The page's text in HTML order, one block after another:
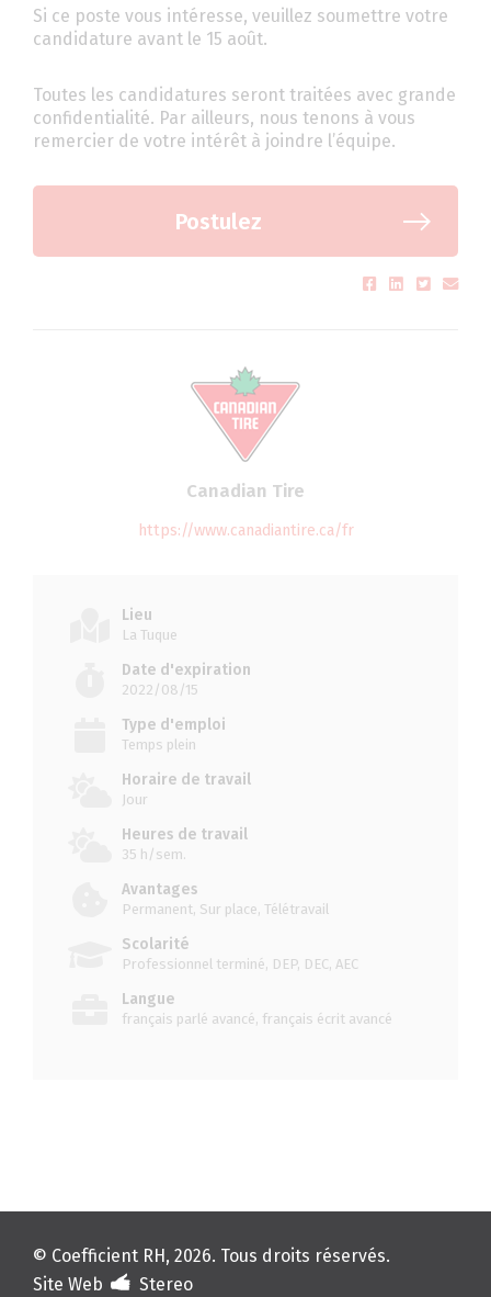
Si ce poste vous intéresse, veuillez soumettre votre
candidature avant le 15 août.
Toutes les candidatures seront traitées avec grande
confidentialité. Par ailleurs, nous tenons à vous
remercier de votre intérêt à joindre l’équipe.
Postulez
Canadian Tire
https://www.canadiantire.ca/fr
Lieu
La Tuque
Date d'expiration
2022/08/15
Type d'emploi
Temps plein
Horaire de travail
Jour
Heures de travail
35 h/sem.
Avantages
Permanent, Sur place, Télétravail
Scolarité
Professionnel terminé, DEP, DEC, AEC
Langue
français parlé avancé, français écrit avancé
© Coefficient RH, 2026. Tous droits réservés.
Site Web
Stereo